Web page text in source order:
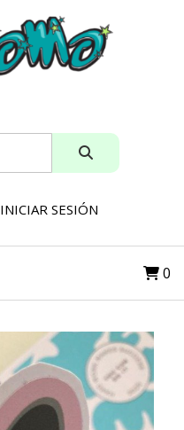
INICIAR SESIÓN
0